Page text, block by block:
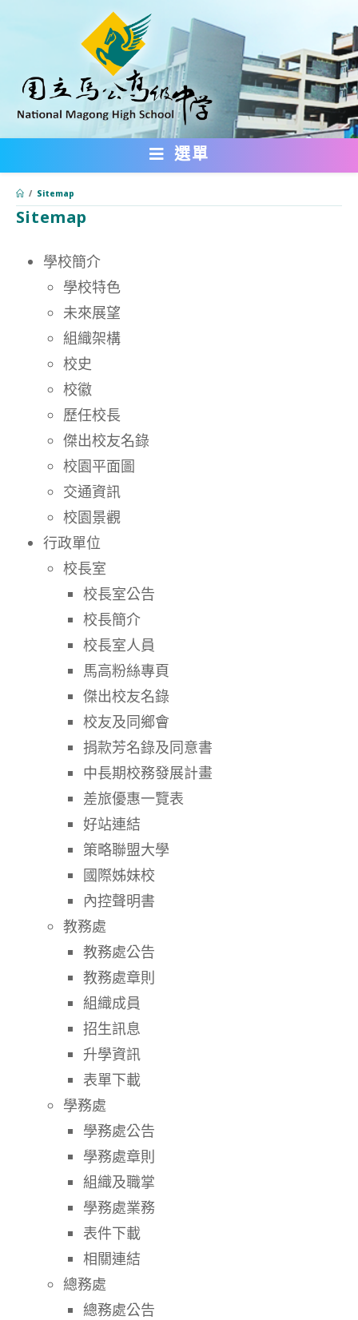
內
選單
Sitemap
/ Sitemap
學校簡介
學校特色
未來展望
組織架構
校史
校徽
歷任校長
傑出校友名錄
校園平面圖
交通資訊
校園景觀
行政單位
校長室
校長室公告
校長簡介
校長室人員
馬高粉絲專頁
傑出校友名錄
校友及同鄉會
捐款芳名錄及同意書
中長期校務發展計畫
差旅優惠一覽表
好站連結
策略聯盟大學
國際姊妹校
內控聲明書
教務處
教務處公告
教務處章則
組織成員
招生訊息
升學資訊
表單下載
學務處
學務處公告
學務處章則
組織及職掌
學務處業務
表件下載
相關連結
總務處
總務處公告